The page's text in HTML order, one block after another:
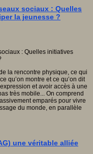
sociaux : Quelles
la jeunesse ?
la rencontre physique, ce qui
qu’on montre et ce qu’on dit
et avoir accès à une
très mobile... On comprend
emparés pour vivre
du monde, en parallèle
une véritable alliée